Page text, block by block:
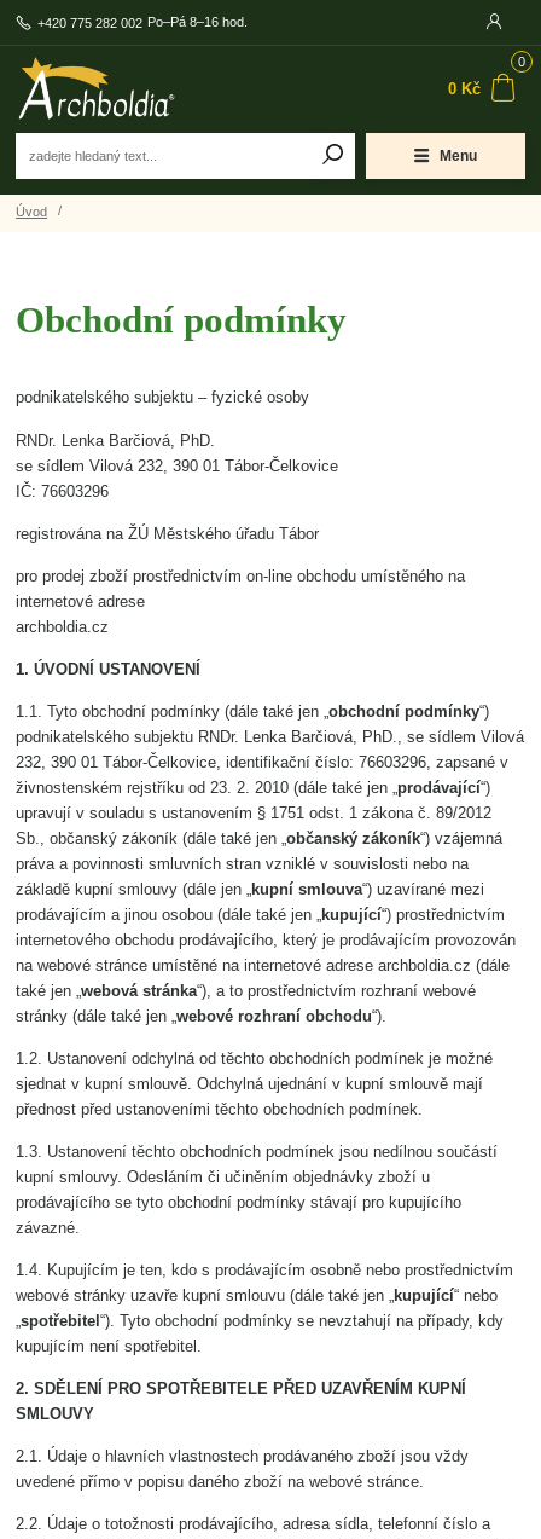
Menu
+420 775 282 002 Po–Pá 8–16 hod.
0
0 Kč
Úvod
Obchodní podmínky
podnikatelského subjektu – fyzické osoby
RNDr. Lenka Barčiová, PhD.
se sídlem Vilová 232, 390 01 Tábor-Čelkovice
IČ: 76603296
registrována na ŽÚ Městského úřadu Tábor
pro prodej zboží prostřednictvím on-line obchodu umístěného na
internetové adrese
archboldia.cz
1. ÚVODNÍ USTANOVENÍ
1.1. Tyto obchodní podmínky (dále také jen „obchodní podmínky“)
podnikatelského subjektu RNDr. Lenka Barčiová, PhD., se sídlem Vilová
232, 390 01 Tábor-Čelkovice, identifikační číslo: 76603296, zapsané v
živnostenském rejstříku od 23. 2. 2010 (dále také jen „prodávající“)
upravují v souladu s ustanovením § 1751 odst. 1 zákona č. 89/2012
Sb., občanský zákoník (dále také jen „občanský zákoník“) vzájemná
práva a povinnosti smluvních stran vzniklé v souvislosti nebo na
základě kupní smlouvy (dále jen „kupní smlouva“) uzavírané mezi
prodávajícím a jinou osobou (dále také jen „kupující“) prostřednictvím
internetového obchodu prodávajícího, který je prodávajícím provozován
na webové stránce umístěné na internetové adrese archboldia.cz (dále
také jen „webová stránka“), a to prostřednictvím rozhraní webové
stránky (dále také jen „webové rozhraní obchodu“).
1.2. Ustanovení odchylná od těchto obchodních podmínek je možné
sjednat v kupní smlouvě. Odchylná ujednání v kupní smlouvě mají
přednost před ustanoveními těchto obchodních podmínek.
1.3. Ustanovení těchto obchodních podmínek jsou nedílnou součástí
kupní smlouvy. Odesláním či učiněním objednávky zboží u
prodávajícího se tyto obchodní podmínky stávají pro kupujícího
závazné.
1.4. Kupujícím je ten, kdo s prodávajícím osobně nebo prostřednictvím
webové stránky uzavře kupní smlouvu (dále také jen „kupující“ nebo
„spotřebitel“). Tyto obchodní podmínky se nevztahují na případy, kdy
kupujícím není spotřebitel.
2. SDĚLENÍ PRO SPOTŘEBITELE PŘED UZAVŘENÍM KUPNÍ
SMLOUVY
2.1. Údaje o hlavních vlastnostech prodávaného zboží jsou vždy
uvedené přímo v popisu daného zboží na webové stránce.
2.2. Údaje o totožnosti prodávajícího, adresa sídla, telefonní číslo a